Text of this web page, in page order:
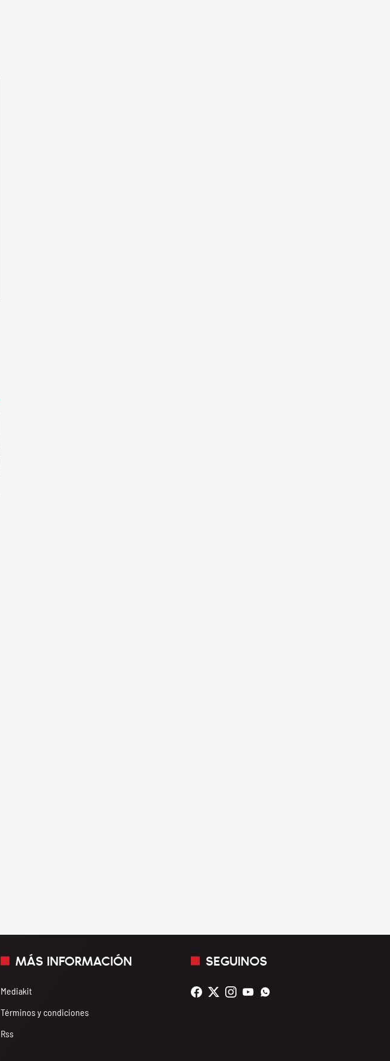
MÁS INFORMACIÓN
Mediakit
Términos y condiciones
Rss
SEGUINOS